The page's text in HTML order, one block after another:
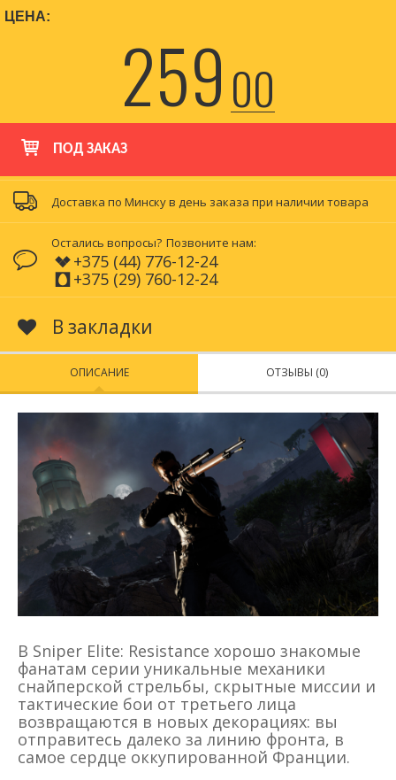
ЦЕНА:
25900
ПОД ЗАКАЗ
Доставка по Минску в день заказа при наличии товара
Остались вопросы? Позвоните нам:
+375 (44) 776-12-24
+375 (29) 760-12-24
В закладки
ОПИСАНИЕ ОТЗЫВЫ (0)
В Sniper Elite: Resistance хорошо знакомые
фанатам серии уникальные механики
снайперской стрельбы, скрытные миссии и
тактические бои от третьего лица
возвращаются в новых декорациях: вы
отправитесь далеко за линию фронта, в
самое сердце оккупированной Франции.